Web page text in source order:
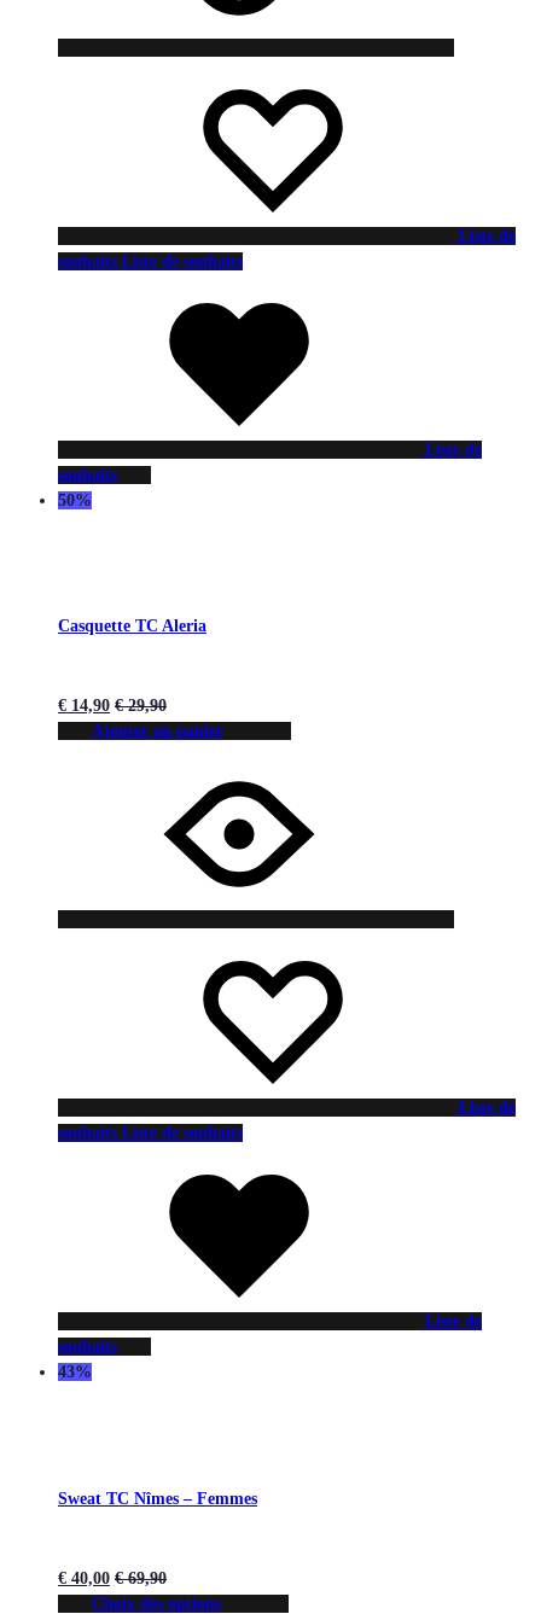
Liste de
souhaits Liste de souhaits
Liste de
souhaits
50%
Casquette TC Aleria
€ 14,90 €29,90
Ajouter au panier
Liste de
souhaits Liste de souhaits
Liste de
souhaits
43%
Sweat TC Nîmes – Femmes
€ 40,00 €69,90
Choix des options